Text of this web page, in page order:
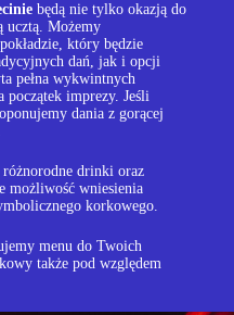
będą nie tylko okazją do
ucztą. Możemy
który będzie
dań, jak i opcji
pełna wykwintnych
początek imprezy. Jeśli
dania z gorącej
różnorodne drinki oraz
możliwość wniesienia
korkowego.
menu do Twoich
także pod względem